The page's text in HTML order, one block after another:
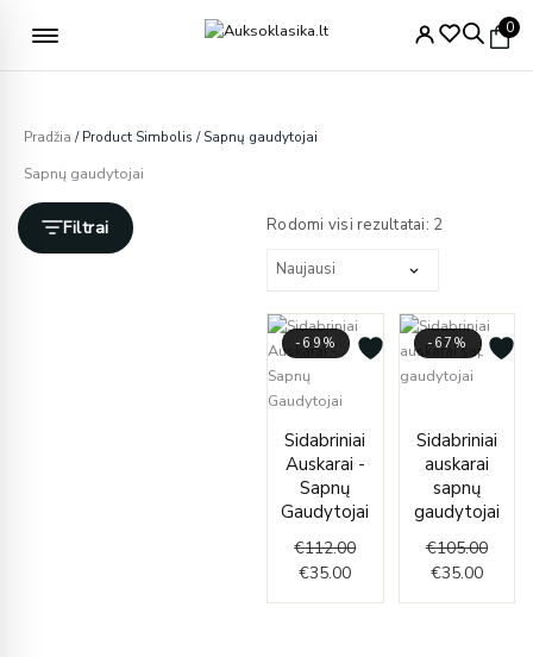
Nemokamas pristatymas nuo 49€ 0
Pradžia / Product Simbolis / Sapnų gaudytojai
Sapnų gaudytojai
Filtrai Rodomi visi rezultatai: 2pagal
-69%
Sidabriniai
Auskarai -
Sapnų
Gaudytojai
€112.00
price
€112.00.
€35.00
price
is:
€35.00.
-67%
Sidabriniai
auskarai
sapnų
gaudytojai
€105.00
was:
€35.00
is: